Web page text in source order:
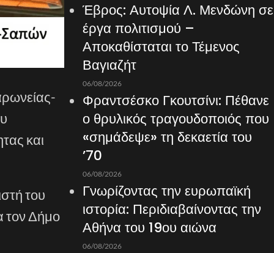
και
του
τον Δήμο
Έβρος: Αυτοψία Λ. Μενδώνη σε
έργα πολιτισμού –
Αποκαθίσταται το Τέμενος
Βαγιαζήτ
06/08/2026
Φραντσέσκο Γκουτσίνι: Πέθανε
ο θρυλικός τραγουδοποιός που
«σημάδεψε» τη δεκαετία του
’70
06/08/2026
Γνωρίζοντας την ευρωπαϊκή
ιστορία: Περιδιαβαίνοντας την
Αθήνα του 19ου αιώνα
06/08/2026